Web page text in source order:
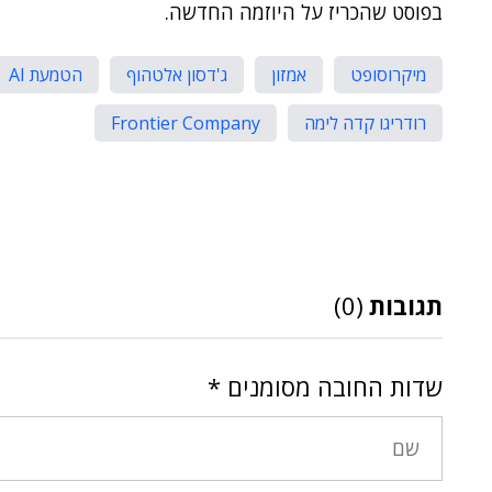
בפוסט שהכריז על היוזמה החדשה.
מיקרוסופט אמזון ג'דסון אלטהוף הטמעת AI
רודריגו קדה לימה
Frontier Company
תגובות (0)
שדות החובה מסומנים *